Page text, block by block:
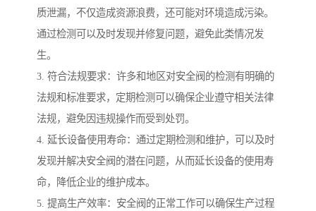
质泄漏，不仅造成资源浪费，还可能对环境造成污染。
通过检测可以及时发现并修复问题，避免此类情况发
生。
3. 符合法规要求：许多和地区对安全阀的检测有明确的
法规和标准要求，定期检测可以确保企业遵守相关法律
法规，避免因违规操作而受到处罚。
4. 延长设备使用寿命：通过定期检测和维护，可以及时
发现并解决安全阀的潜在问题，从而延长设备的使用寿
命，降低企业的维护成本。
5. 提高生产效率：安全阀的正常工作可以确保生产过程